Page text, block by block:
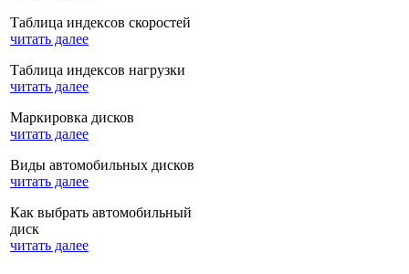
Таблица индексов скоростей
читать далее
Таблица индексов нагрузки
читать далее
Маркировка дисков
читать далее
Виды автомобильных дисков
читать далее
Как выбрать автомобильный
диск
читать далее